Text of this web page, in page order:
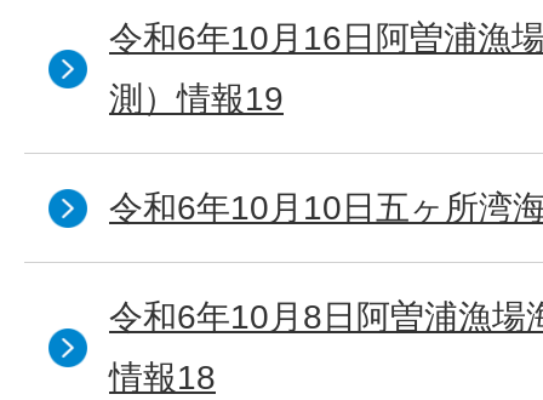
令和6年10月16日阿曽浦漁
測）情報19
令和6年10月10日五ヶ所湾
令和6年10月8日阿曽浦漁場
情報18